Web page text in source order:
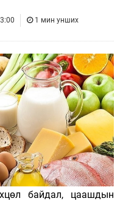
1 мин унших
байдал, цаашдын